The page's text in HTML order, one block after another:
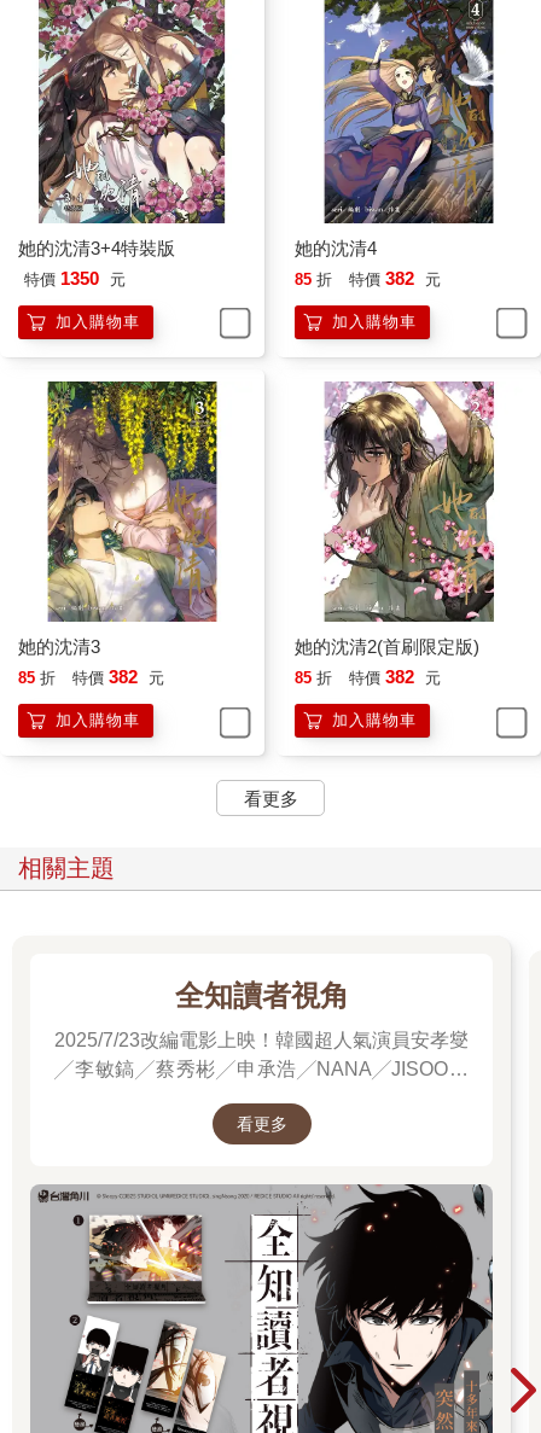
她的沈清3+4特裝版
特價 1350 元
加入購物車
她的沈清4
85 折 特價 382 元
加入購物車
她的沈清3
85 折 特價 382 元
加入購物車
她的沈清2(首刷限定版)
85 折 特價 382 元
加入購物車
看更多
相關主題
全知讀者視角
2025/7/23改編電影上映！韓國超人氣演員安孝燮
╱李敏鎬╱蔡秀彬╱申承浩╱NANA╱JISOO領
銜主演！進電影院前，先看原著才能當全知讀
看更多